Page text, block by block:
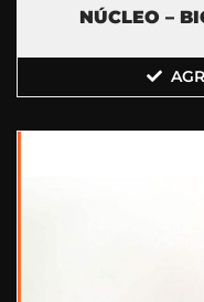
NÚCLEO –